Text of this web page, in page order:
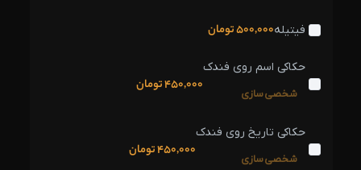
500,000تومان فیتیله
450,000تومان
حکاکی اسم روی فندک
شخصی‌سازی
450,000تومان
حکاکی تاریخ روی فندک
شخصی‌سازی